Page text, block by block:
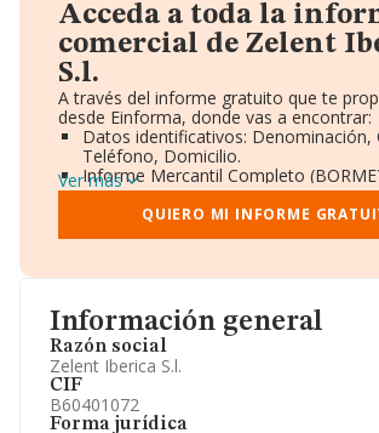
Información general
Razón social
Zelent Iberica S.l.
CIF
B60401072
Forma jurídica
Acceda a toda la
comercial de Zelent
S.l.
A través del informe gratuito que te
desde Einforma, donde vas a encontrar:
Datos identificativos: Denominación,
Teléfono, Domicilio.
Informe Mercantil Completo
Gráficos de Evolución Ventas y
Consejo de Administración y
Directivos y Ejecutivos.
Información oficial y registral
Ver más
QUIERO MI INFORME